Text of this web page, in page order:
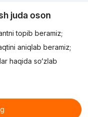
juda oson
topib beramiz;
aniqlab beramiz;
haqida so‘zlab